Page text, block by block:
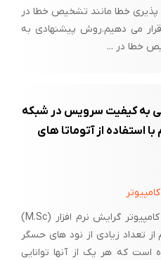
توانید به جای خاموش کردن موتور
.
کشیده نمی شود و می تواند درجا
خارج خط قرار گیرند تا روبات
پذیری خطا مانند تشخیص خطا در
می دهیم.روش پیشنهادی به
خطا در ...
به کیفیت سرویس در شبکه
استفاده از آتوماتا های
پایان‌نامه کارشناسی ارشد رشته کامپیوتر گرایش نرم افزار (M.Sc)
تعداد زیادی از نود های حسگر
که هر یک از آنها توانایی